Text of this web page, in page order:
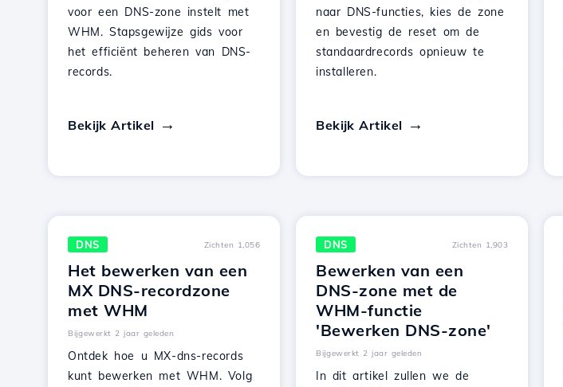
voor een DNS-zone instelt met
WHM. Stapsgewijze gids voor
het efficiënt beheren van DNS-
records.
Bekijk Artikel
naar DNS-functies, kies de zone
en bevestig de reset om de
standaardrecords opnieuw te
installeren.
Bekijk Artikel
DNS Zichten 1,056
Het bewerken van een
MX DNS-recordzone
met WHM
Bijgewerkt 2 jaar geleden
Ontdek hoe u MX-dns-records
kunt bewerken met WHM. Volg
DNS Zichten 1,903
Bewerken van een
DNS-zone met de
WHM-functie
'Bewerken DNS-zone'
Bijgewerkt 2 jaar geleden
In dit artikel zullen we de